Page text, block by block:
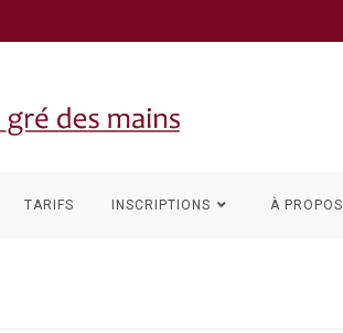
TARIFS INSCRIPTIONS À PROPOS